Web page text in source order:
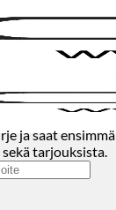
ja saat
tarjouksista.